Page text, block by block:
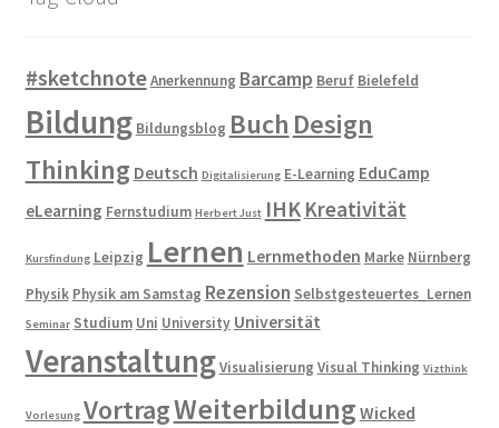
#sketchnoteAnerkennung Barcamp Beruf Bielefeld
Bildung Bildungsblog Buch Design
Thinking Deutsch Digitalisierung E-Learning EduCamp
eLearning Fernstudium Herbert Just IHK Kreativität
Kursfindung Leipzig Lernen Lernmethoden Marke Nürnberg
Physik Physik am Samstag Rezension Selbstgesteuertes_Lernen
Seminar Studium Uni University Universität
VeranstaltungVisualisierung Visual Thinking Vizthink
Vorlesung VortragWeiterbildung Wicked